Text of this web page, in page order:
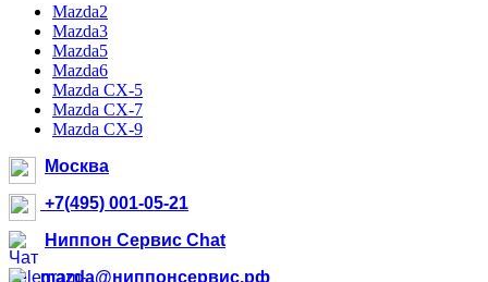
Mazda2
Mazda3
Mazda5
Mazda6
Mazda CX-5
Mazda CX-7
Mazda CX-9
Москва
+7(495) 001-05-21
Ниппон Сервис Chat
mazda@ниппонсервис.рф